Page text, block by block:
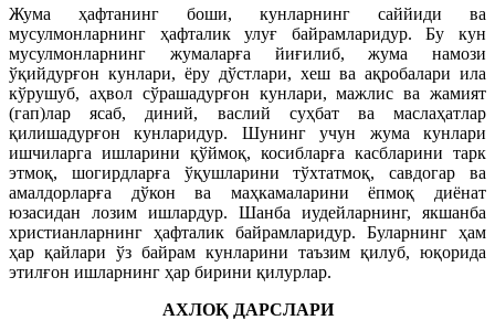
Жума ҳафтанинг боши, кунларнинг саййиди ва
мусулмонларнинг ҳафталик улуғ байрамларидур. Бу кун
мусулмонларнинг жумаларға йиғилиб, жума намози
ўқийдурғон кунлари, ёру дўстлари, хеш ва ақробалари ила
кўрушуб, аҳвол сўрашадурғон кунлари, мажлис ва жамият
(гап)лар ясаб, диний, васлий суҳбат ва маслаҳатлар
қилишадурғон кунларидур. Шунинг учун жума кунлари
ишчиларга ишларини қўймоқ, косибларға касбларини тарк
этмоқ, шогирдларға ўқушларини тўхтатмоқ, савдогар ва
амалдорларға дўкон ва маҳкамаларини ёпмоқ диёнат
юзасидан лозим ишлардур. Шанба иудейларнинг, якшанба
христианларнинг ҳафталик байрамларидур. Буларнинг ҳам
ҳар қайлари ўз байрам кунларини таъзим қилуб, юқорида
этилғон ишларнинг ҳар бирини қилурлар.
АХЛОҚ ДАРСЛАРИ